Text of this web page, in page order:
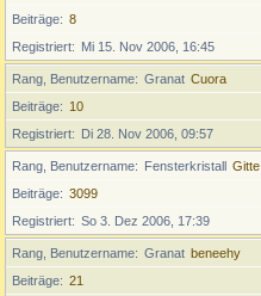
Beiträge
8
Registriert
Mi 15. Nov 2006, 16:45
Rang, Benutzername Granat Cuora
Beiträge
10
Registriert
Di 28. Nov 2006, 09:57
Rang, Benutzername Fensterkristall Gitte
Beiträge
3099
Registriert
So 3. Dez 2006, 17:39
Rang, Benutzername Granat beneehy
Beiträge
21